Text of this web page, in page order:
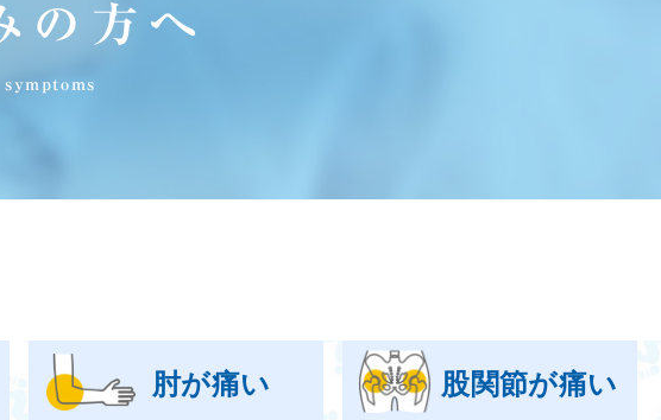
の方へ
肘が痛い 股関節が痛い